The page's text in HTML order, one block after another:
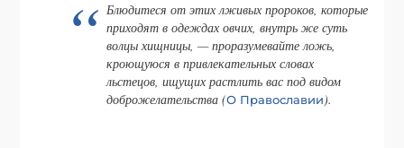
Блюдитеся от этих лживых пророков, которые
приходят в одеждах овчих, внутрь же суть
волцы хищницы, — проразумевайте ложь,
кроющуюся в привлекательных словах
льстецов, ищущих растлить вас под видом
доброжелательства (О Православии).